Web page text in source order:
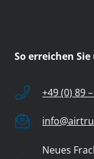
So erreichen Sie
+49 (0) 89
Neues